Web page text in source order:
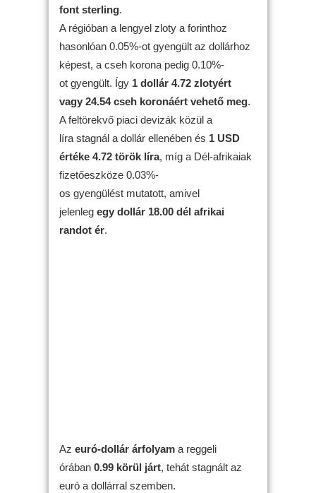
font sterling.
A régióban a lengyel zloty a forinthoz
hasonlóan 0.05%-ot gyengült az dollárhoz
képest, a cseh korona pedig 0.10%-
ot gyengült. Így 1 dollár 4.72 zlotyért
vagy 24.54 cseh koronáért vehető meg.
A feltörekvő piaci devizák közül a
líra stagnál a dollár ellenében és 1 USD
értéke 4.72 török líra, míg a Dél-afrikaiak
fizetőeszköze 0.03%-
os gyengülést mutatott, amivel
jelenleg egy dollár 18.00 dél afrikai
randot ér.
Az euró-dollár árfolyam a reggeli
órában 0.99 körül járt, tehát stagnált az
euró a dollárral szemben.